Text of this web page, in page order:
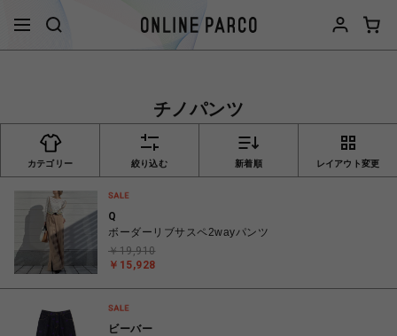
チノパンツ
カテゴリー 絞り込む 新着順 レイアウト変更
Q
ボーダーリブサスペ2wayパンツ
￥15,928
￥19,910
ビーバー